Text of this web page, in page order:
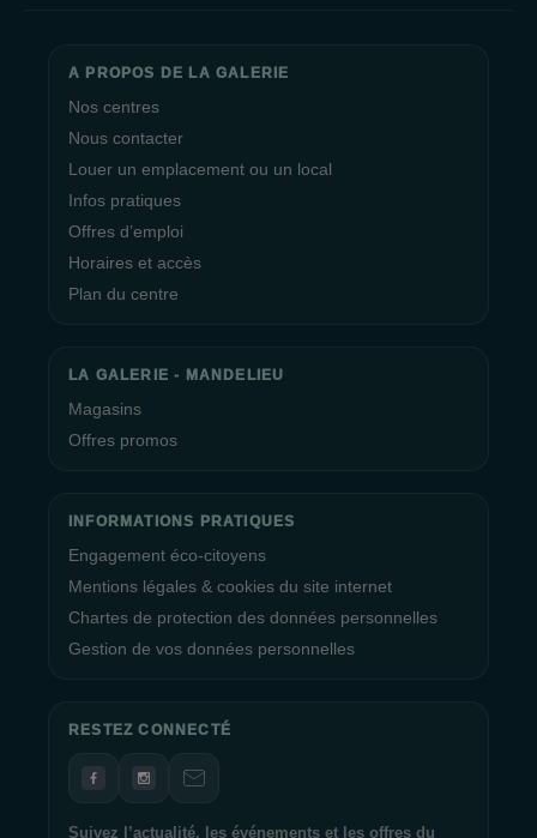
A PROPOS DE LA GALERIE
Nos centres
Nous contacter
Louer un emplacement ou un local
Infos pratiques
Offres d’emploi
Horaires et accès
Plan du centre
LA GALERIE - MANDELIEU
Magasins
Offres promos
INFORMATIONS PRATIQUES
Engagement éco-citoyens
Mentions légales & cookies du site internet
Chartes de protection des données personnelles
Gestion de vos données personnelles
RESTEZ CONNECTÉ
Suivez l’actualité, les événements et les offres du